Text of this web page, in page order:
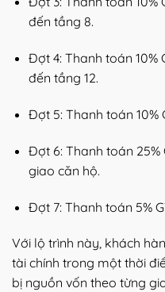
đến tầng 8.
Đợt 4: Thanh toán 10%
đến tầng 12.
Đợt 5: Thanh toán 10%
Đợt 6: Thanh toán 25%
giao căn hộ.
Đợt 7: Thanh toán 5%
Với lộ trình này, khách
tài chính trong một thời
bị nguồn vốn theo từng